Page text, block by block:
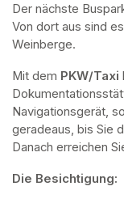
Der nächste
Von dort aus sind
Weinberge.
Mit dem PKW/Taxi
Navigationsgerät,
geradeaus, bis Sie
Danach erreichen
Die Besichtigung: